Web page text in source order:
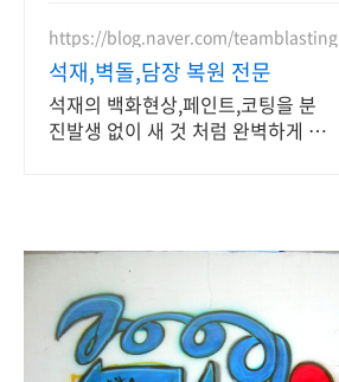
https://blog.naver.com/teamblasting
석재,벽돌,담장 복원 전문
석재의 백화현상,페인트,코팅을 분
진발생 없이 새 것 처럼 완벽하게 복